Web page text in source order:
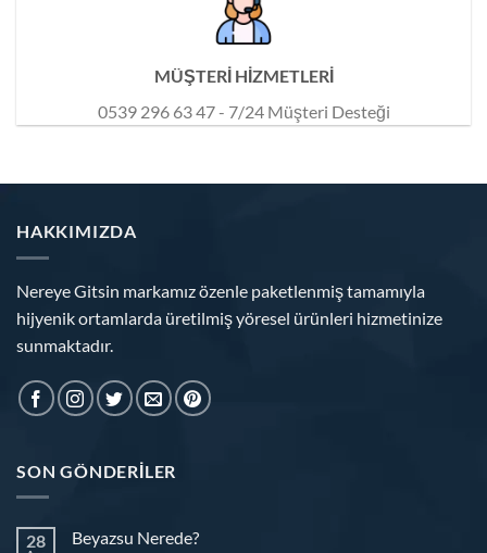
MÜŞTERİ HİZMETLERİ
0539 296 63 47 - 7/24 Müşteri Desteği
HAKKIMIZDA
Nereye Gitsin markamız özenle paketlenmiş tamamıyla
hijyenik ortamlarda üretilmiş yöresel ürünleri hizmetinize
sunmaktadır.
SON GÖNDERILER
28 Beyazsu Nerede?